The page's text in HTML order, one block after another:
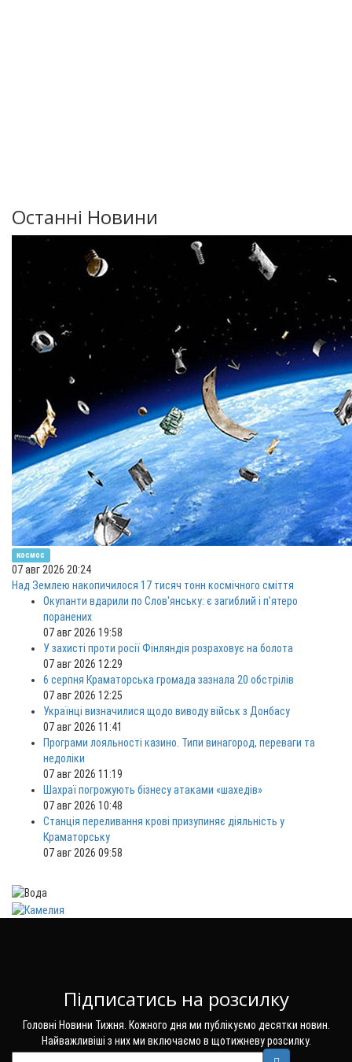
Останні Новини
космос
07 авг 2026 20:24
Над Землею накопичилося 17 тисяч тонн космічного сміття
Окупанти вдарили по Слов'янську: є загиблий і п'ятеро
поранених
07 авг 2026 19:58
У захисті проти росії Фінляндія розраховує на болота
07 авг 2026 12:29
6 серпня Краматорська громада зазнала 20 обстрілів
07 авг 2026 12:25
Українці визначилися щодо виводу військ з Донбасу
07 авг 2026 11:41
Програми лояльності казино. Типи винагород, переваги та
недоліки
07 авг 2026 11:19
Шахраї погрожують бізнесу атаками «шахедів»
07 авг 2026 10:48
Станція переливання крові призупиняє діяльність у
Краматорську
07 авг 2026 09:58
Підписатись на розсилку
Головні Новини Тижня. Кожного дня ми публікуємо десятки новин.
Найважливіші з них ми включаємо в щотижневу розсилку.